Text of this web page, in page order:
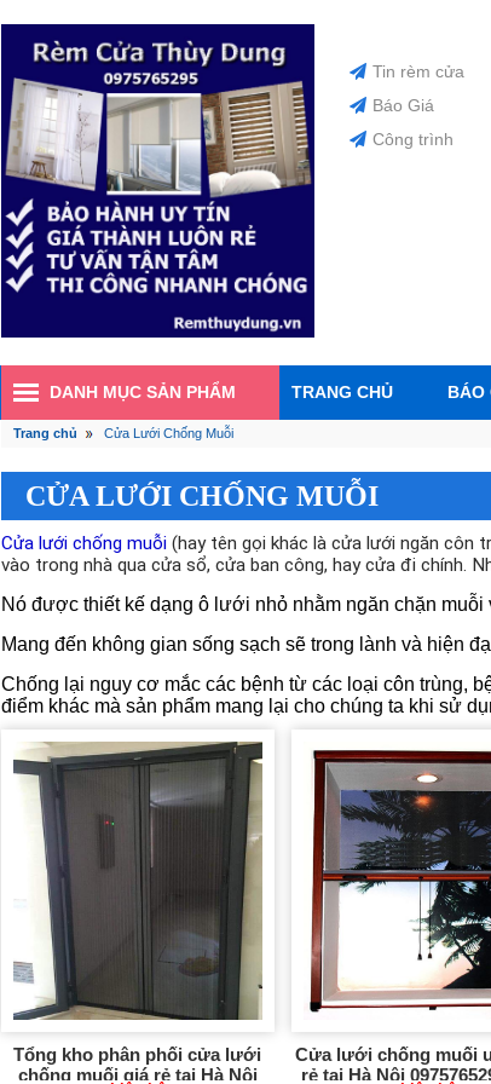
Tin rèm cửa
Báo Giá
Công trình
DANH MỤC SẢN PHẨM TRANG CHỦ BÁO
Trang chủ Cửa Lưới Chống Muỗi
CỬA LƯỚI CHỐNG MUỖI
Cửa lưới chống muỗi (hay tên gọi khác là cửa lưới ngăn côn
vào trong nhà qua cửa sổ, cửa ban công, hay cửa đi chính.
Nó được thiết kế dạng ô lưới nhỏ nhằm ngăn chặn
Mang đến không gian sống sạch sẽ trong lành và hiện
Chống lại nguy cơ mắc các bệnh từ các loại côn trùng,
điểm khác mà sản phẩm mang lại cho chúng ta khi sử
Tổng kho phân phối cửa lưới
chống muối giá rẻ tại Hà Nội
Cửa lưới chống muối
rẻ tại Hà Nội